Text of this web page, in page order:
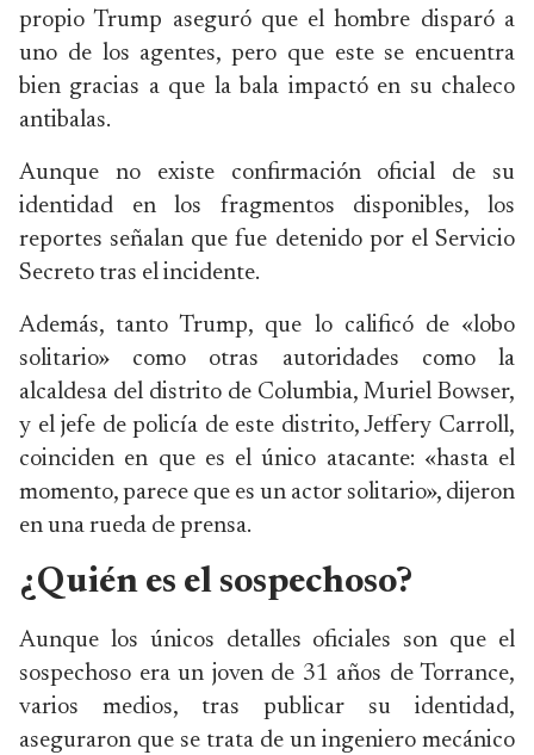
propio Trump aseguró que el hombre disparó a
uno de los agentes, pero que este se encuentra
bien gracias a que la bala impactó en su chaleco
antibalas.
Aunque no existe confirmación oficial de su
identidad en los fragmentos disponibles, los
reportes señalan que fue detenido por el Servicio
Secreto tras el incidente.
Además, tanto Trump, que lo calificó de «lobo
solitario» como otras autoridades como la
alcaldesa del distrito de Columbia, Muriel Bowser,
y el jefe de policía de este distrito, Jeffery Carroll,
coinciden en que es el único atacante: «hasta el
momento, parece que es un actor solitario», dijeron
en una rueda de prensa.
¿Quién es el sospechoso?
Aunque los únicos detalles oficiales son que el
sospechoso era un joven de 31 años de Torrance,
varios medios, tras publicar su identidad,
aseguraron que se trata de un ingeniero mecánico